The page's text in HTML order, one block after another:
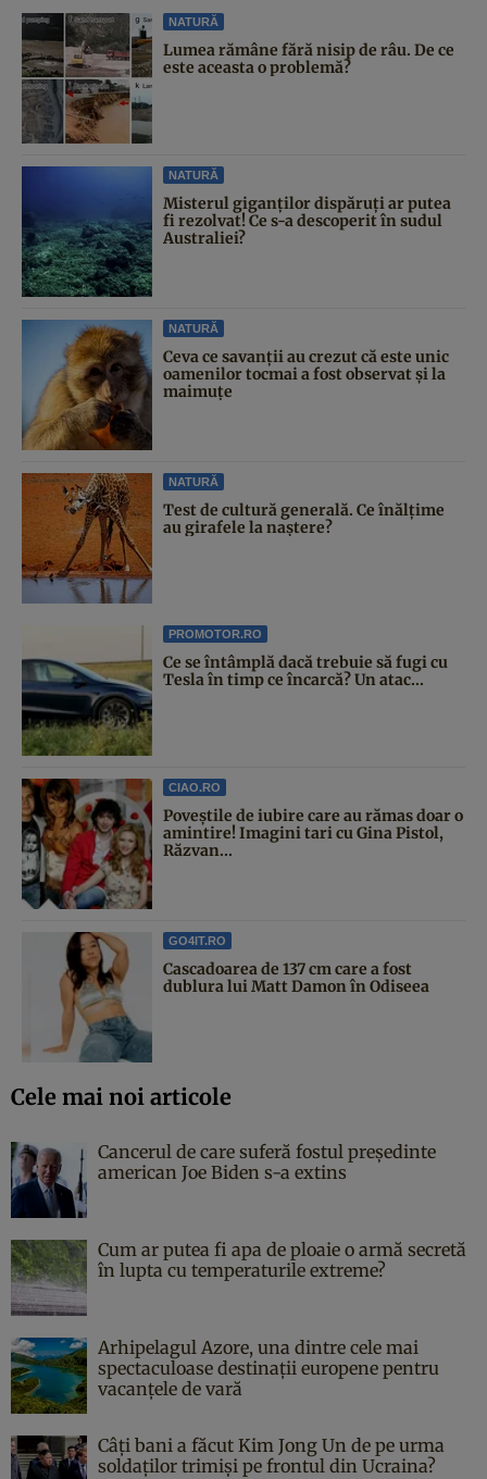
NATURĂ
Lumea rămâne fără nisip de râu. De ce
este aceasta o problemă?
NATURĂ
Misterul giganților dispăruți ar putea
fi rezolvat! Ce s-a descoperit în sudul
Australiei?
NATURĂ
Ceva ce savanții au crezut că este unic
oamenilor tocmai a fost observat și la
maimuțe
NATURĂ
Test de cultură generală. Ce înălțime
au girafele la naștere?
PROMOTOR.RO
Ce se întâmplă dacă trebuie să fugi cu
Tesla în timp ce încarcă? Un atac...
CIAO.RO
Poveştile de iubire care au rămas doar o
amintire! Imagini tari cu Gina Pistol,
Răzvan...
GO4IT.RO
Cascadoarea de 137 cm care a fost
dublura lui Matt Damon în Odiseea
Cele mai noi articole
Cancerul de care suferă fostul președinte
american Joe Biden s-a extins
Cum ar putea fi apa de ploaie o armă secretă
în lupta cu temperaturile extreme?
Arhipelagul Azore, una dintre cele mai
spectaculoase destinații europene pentru
vacanțele de vară
Câți bani a făcut Kim Jong Un de pe urma
soldaților trimiși pe frontul din Ucraina?